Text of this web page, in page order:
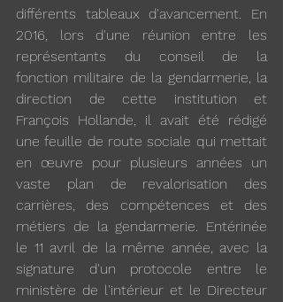
différents tableaux d'avancement. En
2016, lors d'une réunion entre les
représentants du conseil de la
fonction militaire de la gendarmerie, la
direction de cette institution et
François Hollande, il avait été rédigé
une feuille de route sociale qui mettait
en œuvre pour plusieurs années un
vaste plan de revalorisation des
carrières, des compétences et des
métiers de la gendarmerie. Entérinée
le 11 avril de la même année, avec la
signature d'un protocole entre le
ministère de l'intérieur et le Directeur